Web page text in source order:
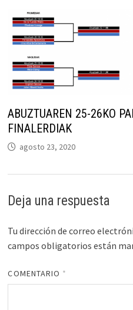
ABUZTUAREN 25-26KO
FINALERDIAK
agosto 23, 2020
Deja una respuesta
Tu dirección de correo
campos obligatorios están
COMENTARIO *